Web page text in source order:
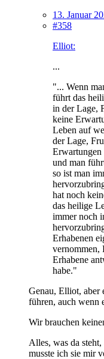
13. Januar
#358
Elliot:
...
"... Wenn
führt das
in der Lage,
keine
Leben auf
der Lage,
Erwartungen
und man
so ist man
hat noch
das heilige
immer noch
Erhabenen
vernommen,
Erhabene
habe."
Genau, Elliot, aber
führen, auch wenn
Wir brauchen
Alles, was da
musste ich sie mir